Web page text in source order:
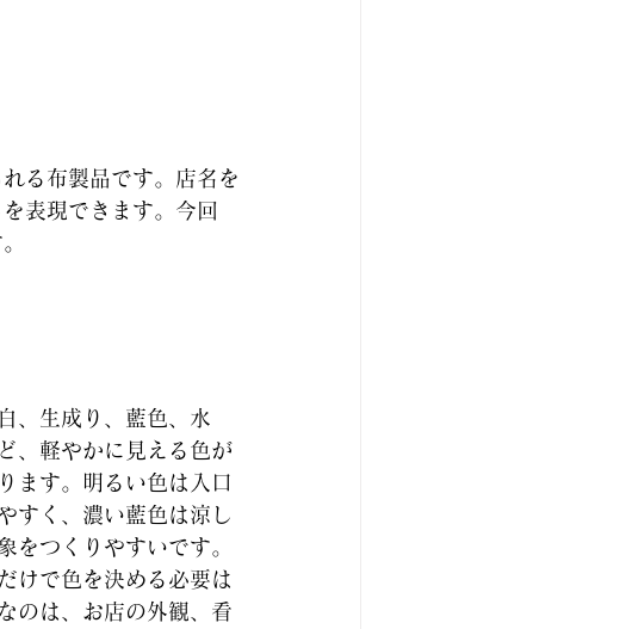
る布製品です。店名を
表現できます。今回
、生成り、藍色、水
、軽やかに見える色が
ます。明るい色は入口
すく、濃い藍色は涼し
をつくりやすいです。
けで色を決める必要は
のは、お店の外観、看